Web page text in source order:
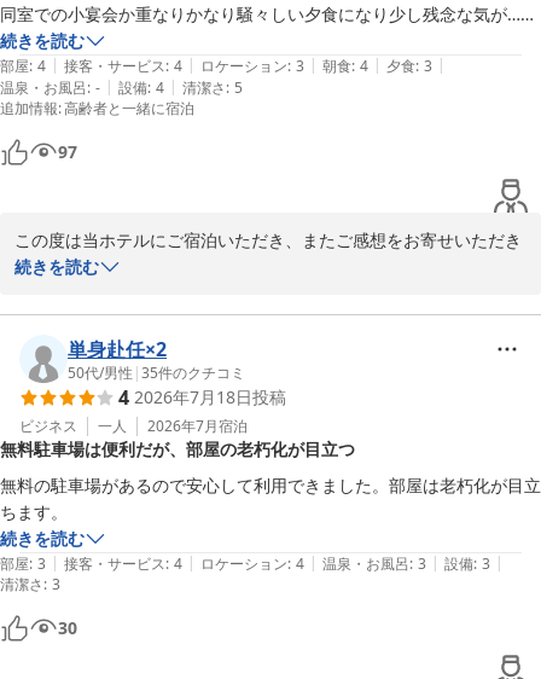
ありがとうございました。
八戸プラザホテル　フロント
八戸プラザホテル
2026-07-19
同室での小宴会か重なりかなり騒々しい夕食になり少し残念な気が…
スタッフさんはとてもお気遣いいただきましたし仕方のない事とは思い
ます。
何か工夫をしていただけたらと思います。
朝のブュッフェはとても行き届いていてゆっくり朝食をいただけまし
た。
続きを読む
部屋: 4 | 接客・サービス: 4 | ロケーション: 3 | 朝食: 4 | 夕食: 3 |
温泉・お風呂: - | 設備: 4 | 清潔さ: 5
追加情報:高齢者と一緒に宿泊
97
この度は当ホテルにご宿泊いただき、またご感想をお寄せいただき
まして誠にありがとうございます。
初めてのご利用に当ホテルをお選びいただきましたこと、心より御
礼申し上げます。
夕食ビュッフェにつきまして、「なかなか豪華」とのお言葉を頂戴
し、大変嬉しく拝読いたしました。しかしながら、同会場でのご宴
会と重なったことで騒がしい環境となり、ごゆっくりお食事をお楽
しみいただけなかったことを残念に存じます。
ご不便をおかけしたにもかかわらず、スタッフへの温かいお言葉を
いただきありがとうございます。
いただきましたご意見は真摯に受け止め、今後はより快適にお食事
をお楽しみいただけるよう、会場運営やご案内方法について検討し
てまいります。
続きを読む
単身赴任×2
50代/男性 |35件のクチコミ
4 2026年7月18日投稿
ビジネス 一人 2026年7月宿泊
無料駐車場は便利だが、部屋の老朽化が目立つ
無料の駐車場があるので安心して利用できました。部屋は老朽化が目立
ちます。
続きを読む
部屋: 3 | 接客・サービス: 4 | ロケーション: 4 | 温泉・お風呂: 3 | 設備: 3 |
清潔さ: 3
30